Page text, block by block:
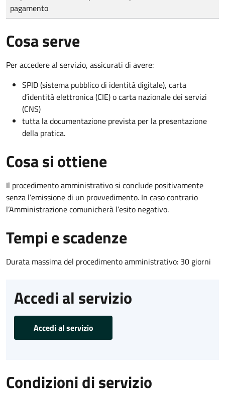
pagamento
Cosa serve
Per accedere al servizio, assicurati di avere:
SPID (sistema pubblico di identità digitale), carta
d’identità elettronica (CIE) o carta nazionale dei servizi
(CNS)
tutta la documentazione prevista per la presentazione
della pratica.
Cosa si ottiene
Il procedimento amministrativo si conclude positivamente
senza l’emissione di un provvedimento. In caso contrario
l’Amministrazione comunicherà l’esito negativo.
Tempi e scadenze
Durata massima del procedimento amministrativo: 30 giorni
Accedi al servizio
Accedi al servizio
Condizioni di servizio